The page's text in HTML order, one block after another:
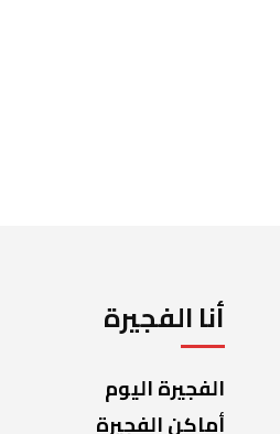
أنا الفجيرة
الفجيرة اليوم
أماكن الفجيرة